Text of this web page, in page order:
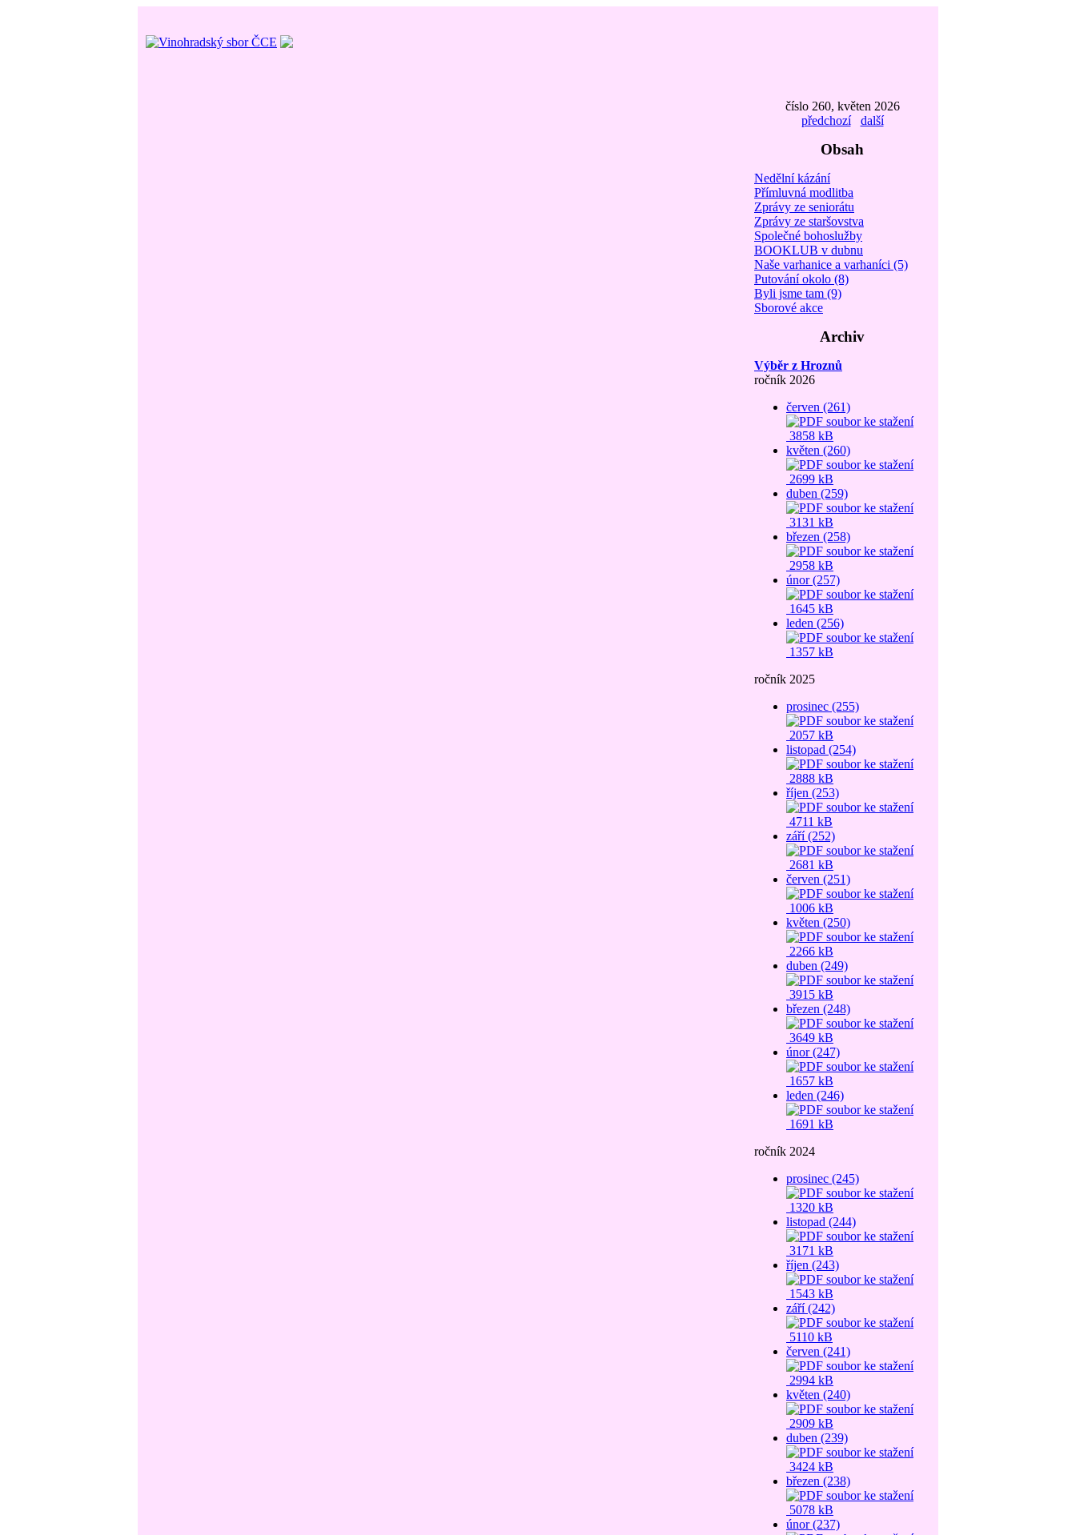
číslo 260, květen 2026
předchozí
další
Obsah
Nedělní kázání
Přímluvná modlitba
Zprávy ze seniorátu
Zprávy ze staršovstva
Společné bohoslužby
BOOKLUB v dubnu
Naše varhanice a varhaníci (5)
Putování okolo (8)
Byli jsme tam (9)
Sborové akce
Archiv
Výběr z Hroznů
ročník 2026
červen (261)
3858 kB
květen (260)
2699 kB
duben (259)
3131 kB
březen (258)
2958 kB
únor (257)
1645 kB
leden (256)
1357 kB
ročník 2025
prosinec (255)
2057 kB
listopad (254)
2888 kB
říjen (253)
4711 kB
září (252)
2681 kB
červen (251)
1006 kB
květen (250)
2266 kB
duben (249)
3915 kB
březen (248)
3649 kB
únor (247)
1657 kB
leden (246)
1691 kB
ročník 2024
prosinec (245)
1320 kB
listopad (244)
3171 kB
říjen (243)
1543 kB
září (242)
5110 kB
červen (241)
2994 kB
květen (240)
2909 kB
duben (239)
3424 kB
březen (238)
5078 kB
únor (237)